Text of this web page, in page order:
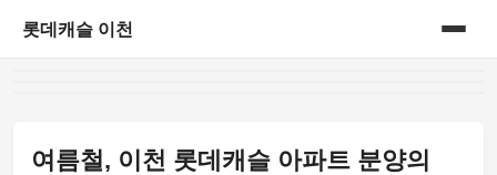
롯데캐슬 이천
여름철, 이천 롯데캐슬 아파트 분양의